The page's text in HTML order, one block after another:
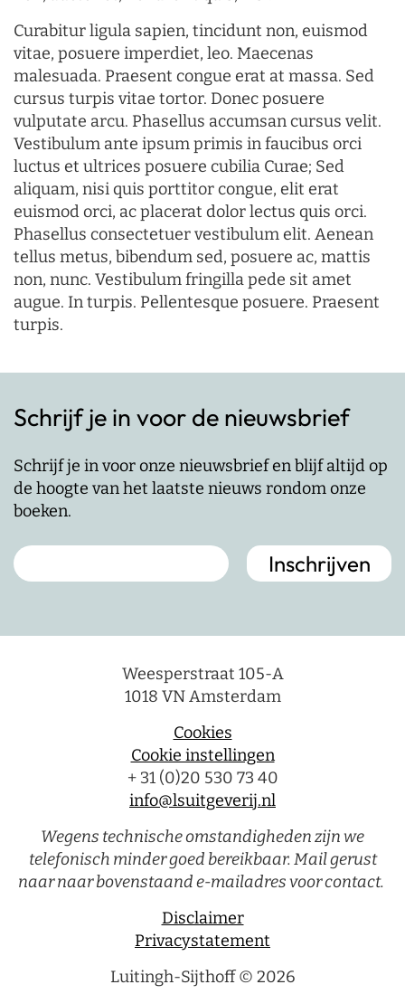
Curabitur ligula sapien, tincidunt non, euismod
vitae, posuere imperdiet, leo. Maecenas
malesuada. Praesent congue erat at massa. Sed
cursus turpis vitae tortor. Donec posuere
vulputate arcu. Phasellus accumsan cursus velit.
Vestibulum ante ipsum primis in faucibus orci
luctus et ultrices posuere cubilia Curae; Sed
aliquam, nisi quis porttitor congue, elit erat
euismod orci, ac placerat dolor lectus quis orci.
Phasellus consectetuer vestibulum elit. Aenean
tellus metus, bibendum sed, posuere ac, mattis
non, nunc. Vestibulum fringilla pede sit amet
augue. In turpis. Pellentesque posuere. Praesent
turpis.
Schrijf je in voor de nieuwsbrief
Schrijf je in voor onze nieuwsbrief en blijf altijd op
de hoogte van het laatste nieuws rondom onze
boeken.
Weesperstraat 105-A
1018 VN Amsterdam
Cookies
Cookie instellingen
+ 31 (0)20 530 73 40
info@lsuitgeverij.nl
Wegens technische omstandigheden zijn we
telefonisch minder goed bereikbaar. Mail gerust
naar naar bovenstaand e-mailadres voor contact.
Disclaimer
Privacystatement
Luitingh-Sijthoff © 2026